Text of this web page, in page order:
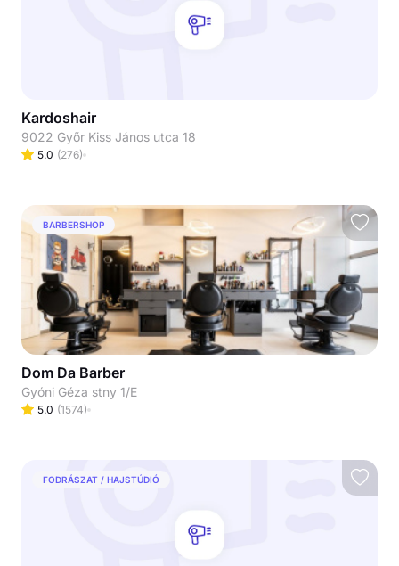
Kardoshair
9022 Győr Kiss János utca 18
5.0 (276)
BARBERSHOP
Dom Da Barber
Gyóni Géza stny 1/E
5.0 (1574)
FODRÁSZAT / HAJSTÚDIÓ